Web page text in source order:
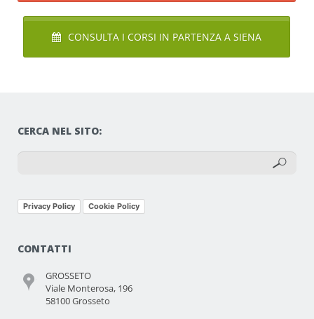
CONSULTA I CORSI IN PARTENZA A SIENA
CERCA NEL SITO:
Privacy Policy Cookie Policy
CONTATTI
GROSSETO
Viale Monterosa, 196
58100 Grosseto